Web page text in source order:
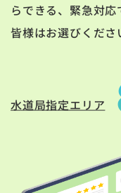
らできる、緊急対
皆様はお選びくださ
水道局指定エリア